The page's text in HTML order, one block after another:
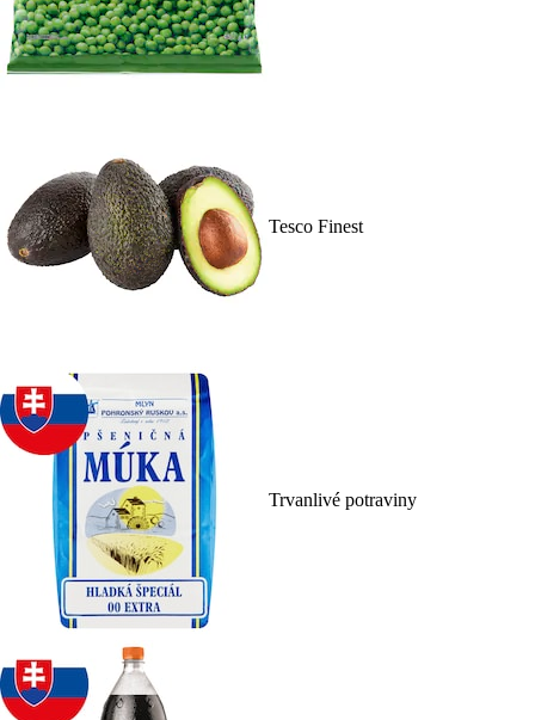
Tesco Finest
Trvanlivé potraviny